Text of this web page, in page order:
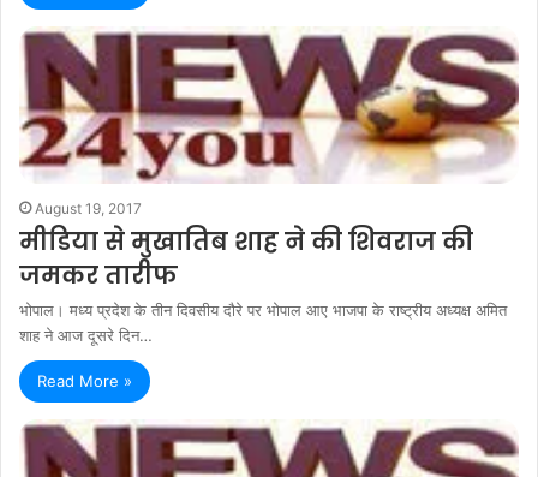
August 19, 2017
मीडिया से मुखातिब शाह ने की शिवराज की
जमकर तारीफ
भोपाल। मध्य प्रदेश के तीन दिवसीय दौरे पर भोपाल आए भाजपा के राष्ट्रीय अध्यक्ष अमित
शाह ने आज दूसरे दिन…
Read More »